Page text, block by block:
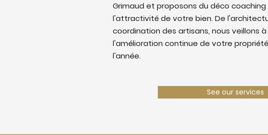
Grimaud et proposons du déco
l'attractivité de votre bien. De
coordination des artisans, nous veillons
l'amélioration continue de votre
l'année.
See our services